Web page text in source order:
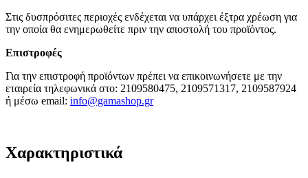
Στις δυσπρόσιτες περιοχές ενδέχεται να υπάρχει έξτρα χρέωση για
την οποία θα ενημερωθείτε πριν την αποστολή του προϊόντος.
Επιστροφές
Για την επιστροφή προϊόντων πρέπει να επικοινωνήσετε με την
εταιρεία τηλεφωνικά στο: 2109580475, 2109571317, 2109587924
ή μέσω email: info@gamashop.gr
Χαρακτηριστικά